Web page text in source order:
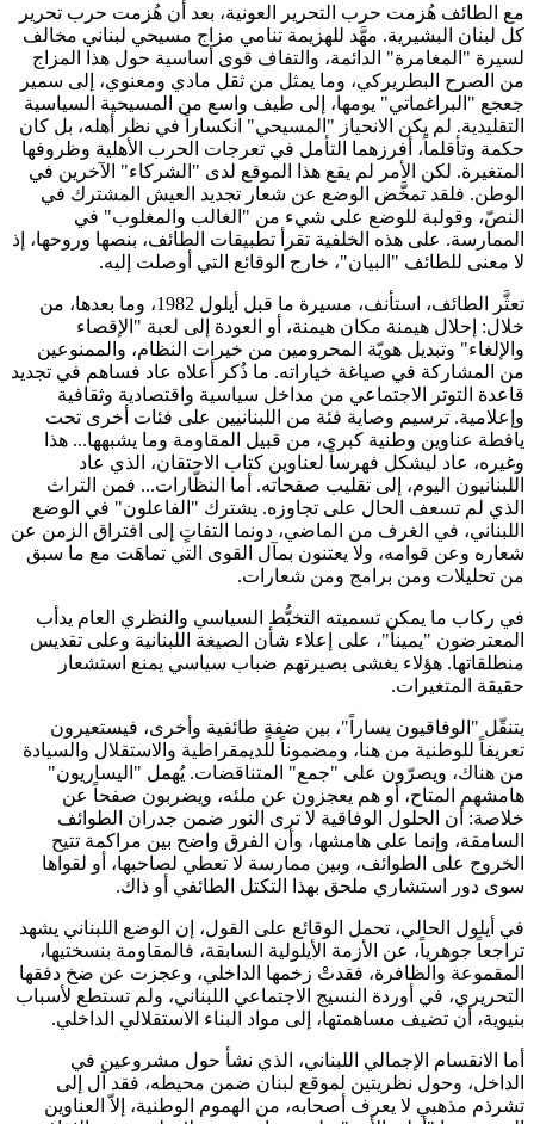
مع الطائف هُزمت حرب التحرير العونية، بعد أن هُزمت حرب تحرير
كل لبنان البشيرية. مهَّد للهزيمة تنامي مزاج مسيحي لبناني مخالف
لسيرة "المغامرة" الدائمة، والتفاف قوى أساسية حول هذا المزاج
من الصرح البطريركي، وما يمثل من ثقل مادي ومعنوي، إلى سمير
جعجع "البراغماتي" يومها، إلى طيف واسع من المسيحية السياسية
التقليدية. لم يكن الانحياز "المسيحي" انكساراً في نظر أهله، بل كان
حكمة وتأقلماً، أفرزهما التأمل في تعرجات الحرب الأهلية وظروفها
المتغيرة. لكن الأمر لم يقع هذا الموقع لدى "الشركاء" الآخرين في
الوطن. فلقد تمخَّض الوضع عن شعار تجديد العيش المشترك في
النصّ، وقولبة للوضع على شيء من "الغالب والمغلوب" في
الممارسة. على هذه الخلفية تقرأ تطبيقات الطائف، بنصها وروحها، إذ
لا معنى للطائف "البيان"، خارج الوقائع التي أوصلت إليه.
تعثَّر الطائف، استأنف، مسيرة ما قبل أيلول 1982، وما بعدها، من
خلال: إحلال هيمنة مكان هيمنة، أو العودة إلى لعبة "الإقصاء
والإلغاء" وتبديل هويّة المحرومين من خيرات النظام، والممنوعين
من المشاركة في صياغة خياراته. ما ذُكر أعلاه عاد فساهم في تجديد
قاعدة التوتر الاجتماعي من مداخل سياسية واقتصادية وثقافية
وإعلامية. ترسيم وصاية فئة من اللبنانيين على فئات أخرى تحت
يافطة عناوين وطنية كبرى، من قبيل المقاومة وما يشبهها... هذا
وغيره، عاد ليشكل فهرساً لعناوين كتاب الاحتقان، الذي عاد
اللبنانيون اليوم، إلى تقليب صفحاته. أما النظّارات... فمن التراث
الذي لم تسعف الحال على تجاوزه. يشترك "الفاعلون" في الوضع
اللبناني، في الغرف من الماضي، دونما التفاتٍ إلى افتراق الزمن عن
شعاره وعن قوامه، ولا يعتنون بمآل القوى التي تماهَت مع ما سبق
من تحليلات ومن برامج ومن شعارات.
في ركاب ما يمكن تسميته التخبُّط السياسي والنظري العام يدأب
المعترضون "يميناً"، على إعلاء شأن الصيغة اللبنانية وعلى تقديس
منطلقاتها. هؤلاء يغشى بصيرتهم ضباب سياسي يمنع استشعار
حقيقة المتغيرات.
يتنقّل "الوفاقيون يساراً"، بين ضفةٍ طائفية وأخرى، فيستعيرون
تعريفاً للوطنية من هنا، ومضموناً للديمقراطية والاستقلال والسيادة
من هناك، ويصرّون على "جمع" المتناقضات. يُهمل "اليساريون"
هامشهم المتاح، أو هم يعجزون عن ملئه، ويضربون صفحاً عن
خلاصة: أن الحلول الوفاقية لا ترى النور ضمن جدران الطوائف
السامقة، وإنما على هامشها، وأن الفرق واضح بين مراكمة تتيح
الخروج على الطوائف، وبين ممارسة لا تعطي لصاحبها، أو لقواها
سوى دور استشاري ملحق بهذا التكتل الطائفي أو ذاك.
في أيلول الحالي، تحمل الوقائع على القول، إن الوضع اللبناني يشهد
تراجعاً جوهرياً، عن الأزمة الأيلولية السابقة، فالمقاومة بنسختيها،
المقموعة والظافرة، فقدتْ زخمها الداخلي، وعجزت عن ضخ دفقها
التحريري، في أوردة النسيج الاجتماعي اللبناني، ولم تستطع لأسباب
بنيوية، أن تضيف مساهمتها، إلى مواد البناء الاستقلالي الداخلي.
أما الانقسام الإجمالي اللبناني، الذي نشأ حول مشروعين في
الداخل، وحول نظريتين لموقع لبنان ضمن محيطه، فقد آل إلى
تشرذم مذهبي لا يعرف أصحابه، من الهموم الوطنية، إلاّ العناوين